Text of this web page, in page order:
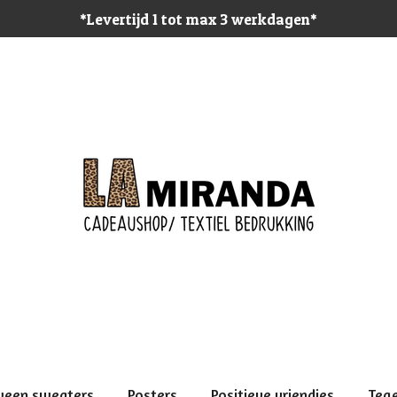
*Levertijd 1 tot max 3 werkdagen*